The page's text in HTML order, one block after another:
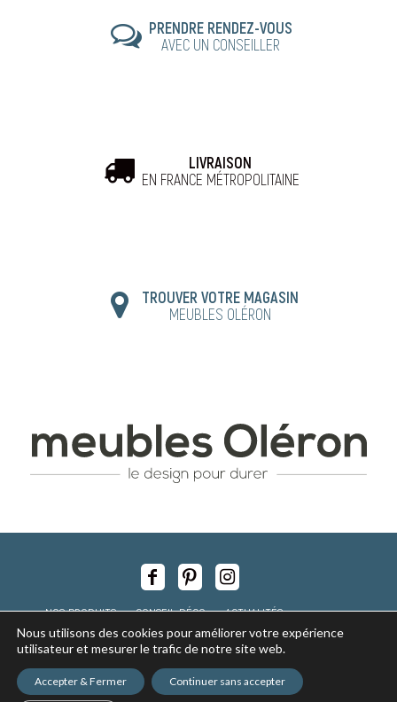
PRENDRE RENDEZ-VOUS
AVEC UN CONSEILLER
LIVRAISON
EN FRANCE MÉTROPOLITAINE
TROUVER VOTRE MAGASIN
MEUBLES OLÉRON
NOS PRODUITS CONSEIL DÉCO
ACTUALITÉS
NOS MAGASINS
RECRUTEMENT
de confidentialité des données-Réalisation Inodia
Nous utilisons des cookies pour améliorer votre expérience
utilisateur et mesurer le trafic de notre site web.
Accepter & Fermer Continuer sans accepter